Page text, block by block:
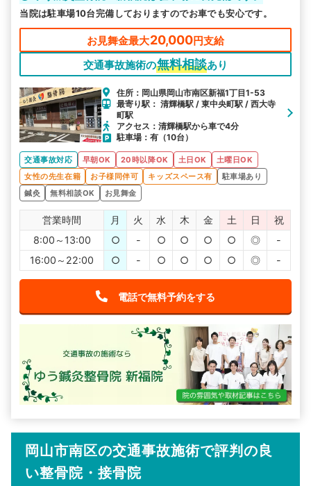
駅から探す 院名から探す
当院は駐車場10台完備しておりますのでお車でも安心です。
お見舞金最大20,000円支給
交通事故施術の無料相談あり
住所：岡山県岡山市南区新福1丁目1-53
最寄り駅： 清輝橋駅 / 東中央町駅 / 西大寺
町駅
アクセス：清輝橋駅から車で4分
駐車場：有（10台）
交通事故対応 早朝OK 20時以降OK 土日OK
土曜日OK
女性の先生在籍
お子様同伴可 キッズスペース有
駐車場あり
鍼灸
無料相談OK お見舞金
営業時間 月 火 水 木 金 土 日
祝
8:00～13:00
○ - ○ ○ ○ ○ ◎
-
16:00～22:00
○ - ○ ○ ○ ○ ◎ -
電話で無料予約をする
岡山市南区の交通事故施術で評判の良
い整骨院・接骨院